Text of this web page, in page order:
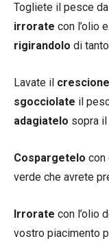
Togliete il pesce
irrorate con l’olio
rigirandolo di
Lavate il crescione
sgocciolate il
adagiatelo sopra
Cospargetelo con
verde che avrete
Irrorate con l’olio
vostro piacimento